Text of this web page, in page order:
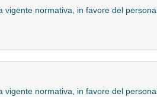
normativa, in favore del
normativa, in favore del